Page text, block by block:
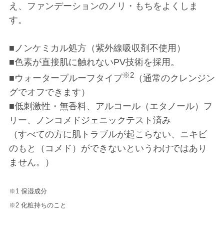
え、ファンデーションのノリ・もちをよくしま
す。
■ノンケミカル処方（紫外線吸収剤不使用）
■色素が直接肌に触れないPV技術を採用。
■ウォータープルーフタイプ※2（通常のクレンジン
グでオフできます）
■低刺激性・無香料、アルコール（エタノール）フ
リー、ノンコメドジェニックテスト済み
（すべての方に肌トラブルが起こらない、ニキビ
のもと（コメド）ができないというわけではあり
ません。）
※1 保湿成分
※2 化粧持ちのこと